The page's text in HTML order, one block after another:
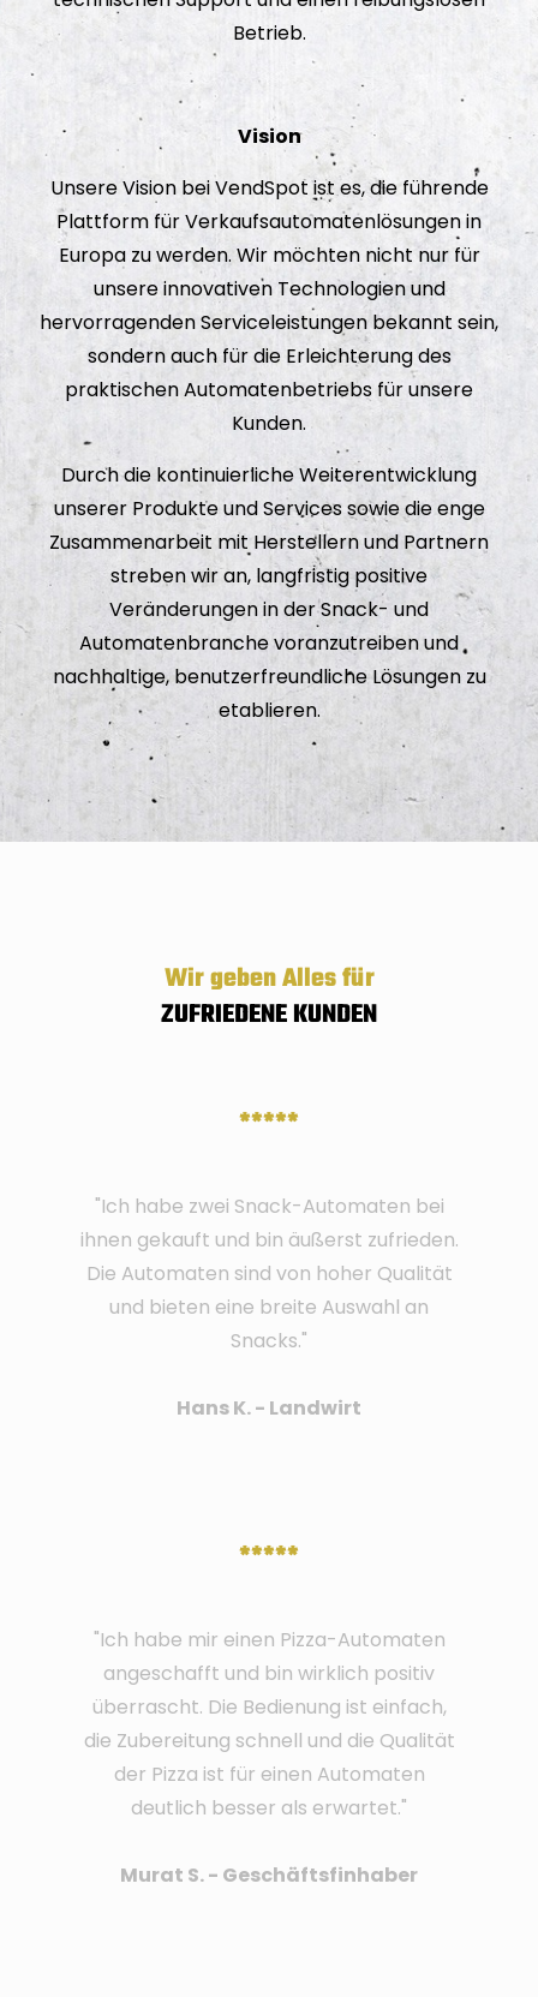
Betrieb.
Vision
Unsere Vision bei VendSpot ist es, die führende
Plattform für Verkaufsautomatenlösungen in
Europa zu werden. Wir möchten nicht nur für
unsere innovativen Technologien und
hervorragenden Serviceleistungen bekannt sein,
sondern auch für die Erleichterung des
praktischen Automatenbetriebs für unsere
Kunden.
Durch die kontinuierliche Weiterentwicklung
unserer Produkte und Services sowie die enge
Zusammenarbeit mit Herstellern und Partnern
streben wir an, langfristig positive
Veränderungen in der Snack- und
Automatenbranche voranzutreiben und
nachhaltige, benutzerfreundliche Lösungen zu
etablieren.
Wir geben Alles für
ZUFRIEDENE KUNDEN
*****
"Ich habe zwei Snack-Automaten bei
ihnen gekauft und bin äußerst zufrieden.
Die Automaten sind von hoher Qualität
und bieten eine breite Auswahl an
Snacks."
Hans K. - Landwirt
*****
"Ich habe mir einen Pizza-Automaten
angeschafft und bin wirklich positiv
überrascht. Die Bedienung ist einfach,
die Zubereitung schnell und die Qualität
der Pizza ist für einen Automaten
deutlich besser als erwartet."
Murat S. - Geschäftsfinhaber